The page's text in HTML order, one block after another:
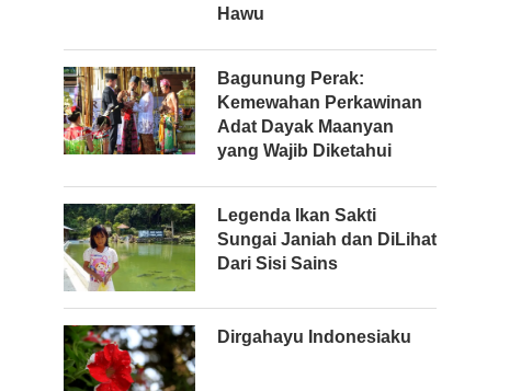
Hawu
Bagunung Perak:
Kemewahan Perkawinan
Adat Dayak Maanyan
yang Wajib Diketahui
Legenda Ikan Sakti
Sungai Janiah dan DiLihat
Dari Sisi Sains
Dirgahayu Indonesiaku